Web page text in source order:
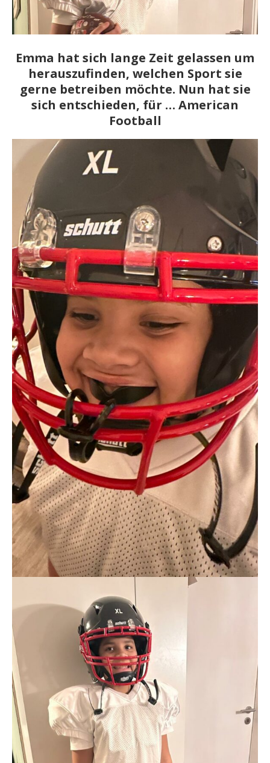
Emma hat sich lange Zeit gelassen um
herauszufinden, welchen Sport sie
gerne betreiben möchte. Nun hat sie
sich entschieden, für … American
Football